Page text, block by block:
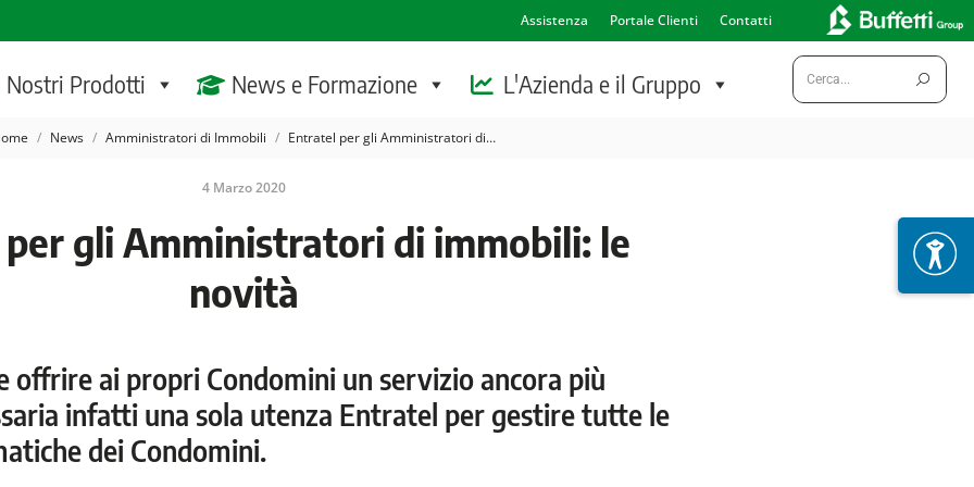
Assistenza Portale Clienti Contatti
Nostri Prodotti News e Formazione L'Azienda e il Gruppo
Cerca:
sei qui:
News Amministratori di Immobili Entratel per gli Amministratori di…
4 Marzo 2020
gli Amministratori di immobili: le
novità
offrire ai propri Condomini un servizio ancora più
infatti una sola utenza Entratel per gestire tutte le
dei Condomini.